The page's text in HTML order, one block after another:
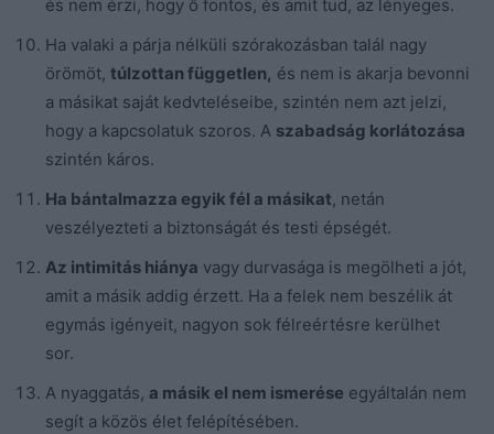
és nem érzi, hogy ő fontos, és amit tud, az lényeges.
Ha valaki a párja nélküli szórakozásban talál nagy
örömöt, túlzottan független, és nem is akarja bevonni
a másikat saját kedvteléseibe, szintén nem azt jelzi,
hogy a kapcsolatuk szoros. A szabadság korlátozása
szintén káros.
Ha bántalmazza egyik fél a másikat, netán
veszélyezteti a biztonságát és testi épségét.
Az intimitás hiánya vagy durvasága is megölheti a jót,
amit a másik addig érzett. Ha a felek nem beszélik át
egymás igényeit, nagyon sok félreértésre kerülhet
sor.
A nyaggatás, a másik el nem ismerése egyáltalán nem
segít a közös élet felépítésében.